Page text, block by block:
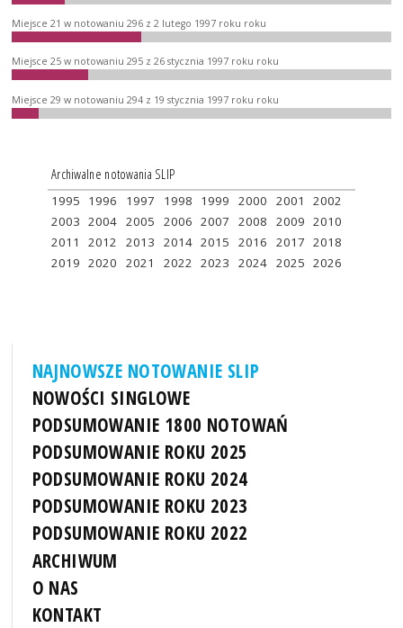
Miejsce 21 w notowaniu 296 z 2 lutego 1997 roku roku
Miejsce 25 w notowaniu 295 z 26 stycznia 1997 roku roku
Miejsce 29 w notowaniu 294 z 19 stycznia 1997 roku roku
Archiwalne notowania SLIP
1995 1996 1997 1998 1999 2000 2001
2002
2003 2004 2005 2006 2007 2008 2009 2010
2011
2012 2013 2014 2015 2016 2017 2018
2019 2020 2021 2022 2023 2024 2025 2026
NAJNOWSZE NOTOWANIE SLIP
NOWOŚCI SINGLOWE
PODSUMOWANIE 1800 NOTOWAŃ
PODSUMOWANIE ROKU 2025
PODSUMOWANIE ROKU 2024
PODSUMOWANIE ROKU 2023
PODSUMOWANIE ROKU 2022
ARCHIWUM
O NAS
KONTAKT